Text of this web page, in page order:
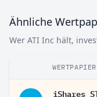
Ähnliche
Wer ATI Inc hält,
WERTPAPIER